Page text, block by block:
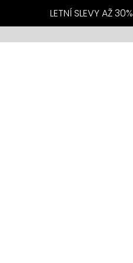
LETNÍ SLEVY AŽ 30%